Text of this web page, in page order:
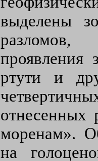
выделены
разломов,
проявления
ртути и
отнесенных
моренам».
на